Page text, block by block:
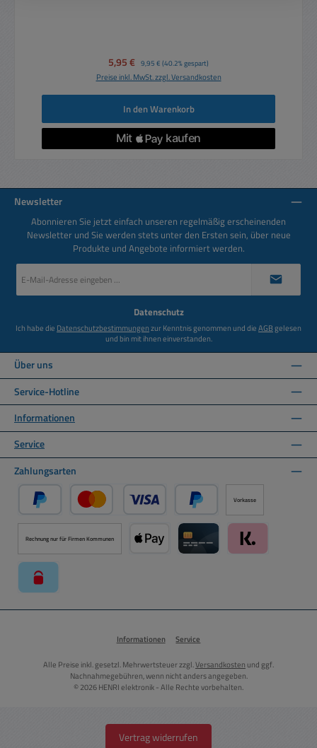
Verkaufspreis:
5,95 € Regulärer Preis:
9,95 € (40.2% gespart)
Preise inkl. MwSt. zzgl. Versandkosten
In den Warenkorb
Newsletter
Abonnieren Sie jetzt einfach unseren regelmäßig erscheinenden
Newsletter und Sie werden stets unter den Ersten sein, über neue
Produkte und Angebote informiert werden.
Mail-
Datenschutz
Ich habe die Datenschutzbestimmungenzur Kenntnis genommen und dieAGBgelesen
und bin mit ihnen einverstanden.
Über uns
Service-Hotline
Informationen
Service
Zahlungsarten
PayPal Kredit- oder Debitkarte über PayPal
Später Bezahlen über PayPal
Vorkasse
Rechnung nur für Firmen Kommunen
Informationen Service
Alle Preise inkl. gesetzl. Mehrwertsteuer zzgl.Versandkosten und ggf.
Nachnahmegebühren, wenn nicht anders angegeben.
© 2026 HENRI elektronik - Alle Rechte vorbehalten.
Vertrag widerrufen